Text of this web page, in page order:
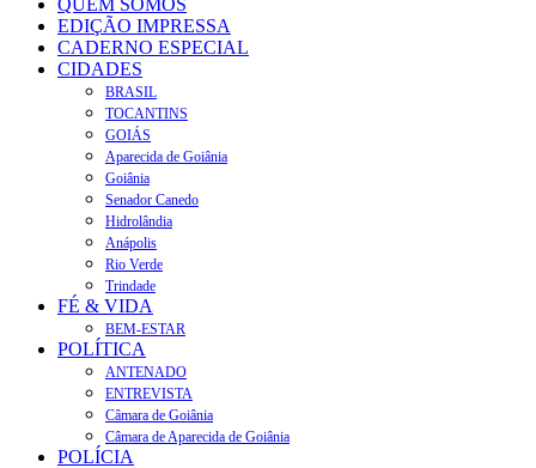
QUEM SOMOS
EDIÇÃO IMPRESSA
CADERNO ESPECIAL
CIDADES
BRASIL
TOCANTINS
GOIÁS
Aparecida de Goiânia
Goiânia
Senador Canedo
Hidrolândia
Anápolis
Rio Verde
Trindade
FÉ & VIDA
BEM-ESTAR
POLÍTICA
ANTENADO
ENTREVISTA
Câmara de Goiânia
Câmara de Aparecida de Goiânia
POLÍCIA